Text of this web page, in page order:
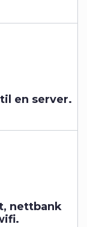
en server.
nettbank